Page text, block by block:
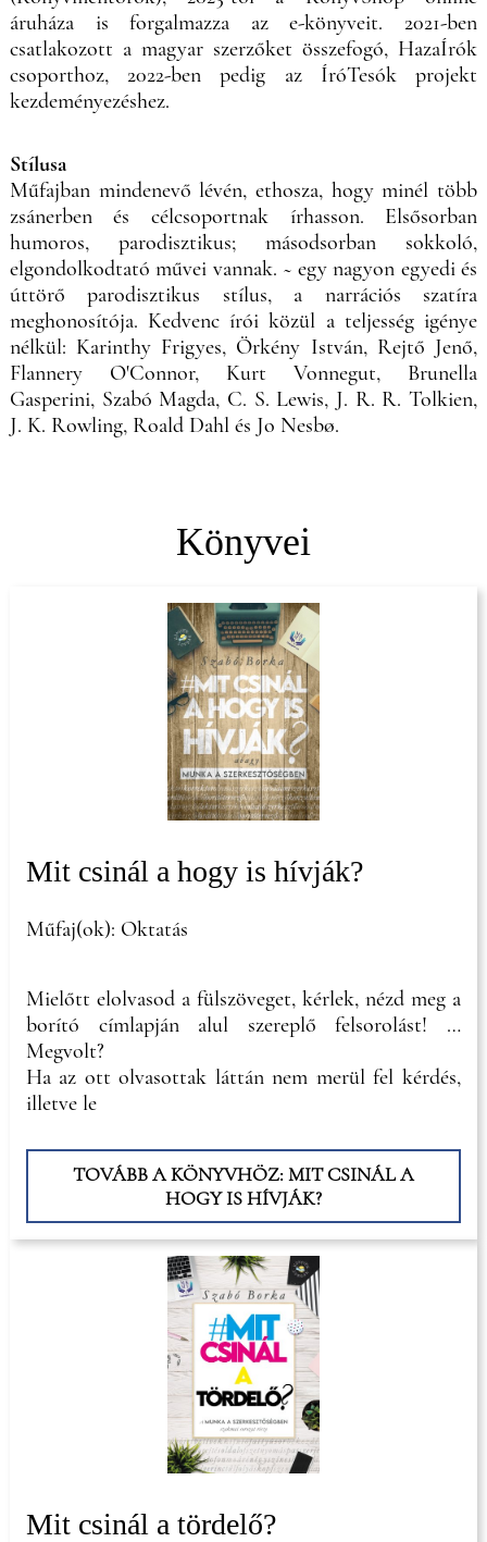
áruháza is forgalmazza az e-könyveit. 2021-ben
csatlakozott a magyar szerzőket összefogó, HazaÍrók
csoporthoz, 2022-ben pedig az ÍróTesók projekt
kezdeményezéshez.
Stílusa
Műfajban mindenevő lévén, ethosza, hogy minél több
zsánerben és célcsoportnak írhasson. Elsősorban
humoros, parodisztikus; másodsorban sokkoló,
elgondolkodtató művei vannak. ~ egy nagyon egyedi és
úttörő parodisztikus stílus, a narrációs szatíra
meghonosítója. Kedvenc írói közül a teljesség igénye
nélkül: Karinthy Frigyes, Örkény István, Rejtő Jenő,
Flannery O'Connor, Kurt Vonnegut, Brunella
Gasperini, Szabó Magda, C. S. Lewis, J. R. R. Tolkien,
J. K. Rowling, Roald Dahl és Jo Nesbø.
Könyvei
Mit csinál a hogy is hívják?
Műfaj(ok): Oktatás
Mielőtt elolvasod a fülszöveget, kérlek, nézd meg a
borító címlapján alul szereplő felsorolást! …
Megvolt?
Ha az ott olvasottak láttán nem merül fel kérdés,
illetve le
TOVÁBB A KÖNYVHÖZ: MIT CSINÁL A
HOGY IS HÍVJÁK?
Mit csinál a tördelő?